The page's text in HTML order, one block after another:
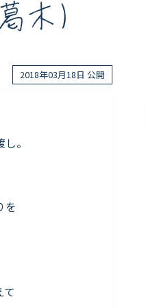
木）
2018年03月18日 公開
。
を
て